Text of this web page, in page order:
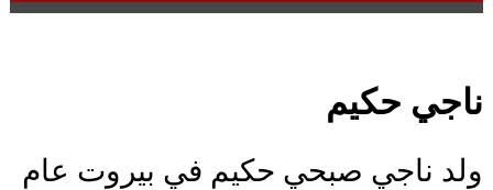
ناجي حكيم
ولد ناجي صبحي حكيم في بيروت عام